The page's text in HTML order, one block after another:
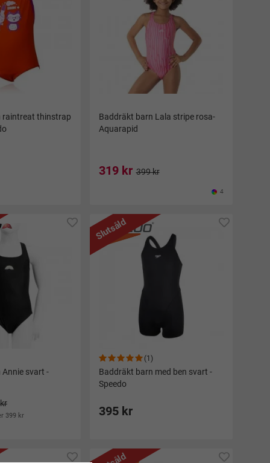
raintreat thinstrap
Baddräkt barn Lala stripe rosa-
Aquarapid
319 kr 399 kr
4
svart -
399 kr
(1)
Baddräkt barn med ben svart -
Speedo
Slutsåld
395 kr